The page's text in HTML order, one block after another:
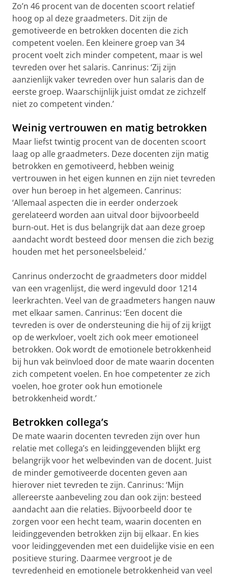
Zo’n 46 procent van de docenten scoort relatief
hoog op al deze graadmeters. Dit zijn de
gemotiveerde en betrokken docenten die zich
competent voelen. Een kleinere groep van 34
procent voelt zich minder competent, maar is wel
tevreden over het salaris. Canrinus: ‘Zij zijn
aanzienlijk vaker tevreden over hun salaris dan de
eerste groep. Waarschijnlijk juist omdat ze zichzelf
niet zo competent vinden.’
Weinig vertrouwen en matig betrokken
Maar liefst twintig procent van de docenten scoort
laag op alle graadmeters. Deze docenten zijn matig
betrokken en gemotiveerd, hebben weinig
vertrouwen in het eigen kunnen en zijn niet tevreden
over hun beroep in het algemeen. Canrinus:
‘Allemaal aspecten die in eerder onderzoek
gerelateerd worden aan uitval door bijvoorbeeld
burn-out. Het is dus belangrijk dat aan deze groep
aandacht wordt besteed door mensen die zich bezig
houden met het personeelsbeleid.’
Canrinus onderzocht de graadmeters door middel
van een vragenlijst, die werd ingevuld door 1214
leerkrachten. Veel van de graadmeters hangen nauw
met elkaar samen. Canrinus: ‘Een docent die
tevreden is over de ondersteuning die hij of zij krijgt
op de werkvloer, voelt zich ook meer emotioneel
betrokken. Ook wordt de emotionele betrokkenheid
bij hun vak beïnvloed door de mate waarin docenten
zich competent voelen. En hoe competenter ze zich
voelen, hoe groter ook hun emotionele
betrokkenheid wordt.’
Betrokken collega’s
De mate waarin docenten tevreden zijn over hun
relatie met collega’s en leidinggevenden blijkt erg
belangrijk voor het welbevinden van de docent. Juist
de minder gemotiveerde docenten geven aan
hierover niet tevreden te zijn. Canrinus: ‘Mijn
allereerste aanbeveling zou dan ook zijn: besteed
aandacht aan die relaties. Bijvoorbeeld door te
zorgen voor een hecht team, waarin docenten en
leidinggevenden betrokken zijn bij elkaar. En kies
voor leidinggevenden met een duidelijke visie en een
positieve sturing. Daarmee vergroot je de
tevredenheid en emotionele betrokkenheid van veel